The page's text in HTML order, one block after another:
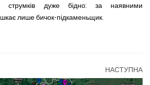
струмків дуже бідно: за наявними
лише бичок-підкаменьщик.
НАСТУПНА